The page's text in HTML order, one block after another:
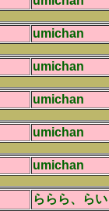
umichan
umichan
umichan
umichan
umichan
ららら、らい